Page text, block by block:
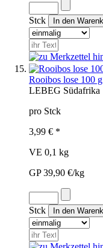
Stck
Rooibos lose 100 g
LEBEG Südafrika
pro Stck
3,99 € *
VE 0,1 kg
GP 39,90 €/kg
Stck